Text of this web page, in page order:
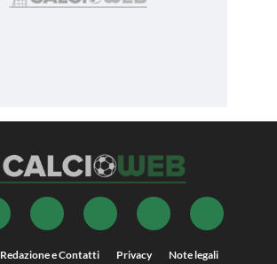
Redazione e Contatti Privacy Note legali